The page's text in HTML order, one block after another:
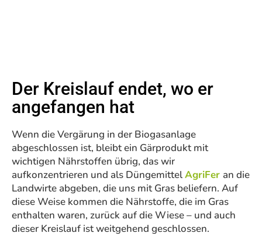
Der Kreislauf endet, wo er
angefangen hat​
Wenn die Vergärung in der Biogasanlage
abgeschlossen ist, bleibt ein Gärprodukt mit
wichtigen Nährstoffen übrig, das wir
aufkonzentrieren und als DüngemittelAgriFer an die
Landwirte abgeben, die uns mit Gras beliefern. Auf
diese Weise kommen die Nährstoffe, die im Gras
enthalten waren, zurück auf die Wiese – und auch
dieser Kreislauf ist weitgehend geschlossen.